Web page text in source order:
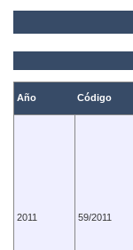
Año Código
2011 59/2011